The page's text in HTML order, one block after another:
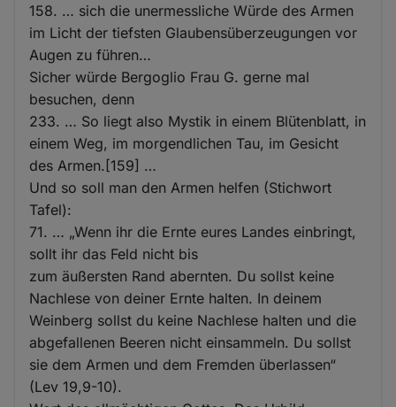
158. … sich die unermessliche Würde des Armen
im Licht der tiefsten Glaubensüberzeugungen vor
Augen zu führen…
Sicher würde Bergoglio Frau G. gerne mal
besuchen, denn
233. … So liegt also Mystik in einem Blütenblatt, in
einem Weg, im morgendlichen Tau, im Gesicht
des Armen.[159] …
Und so soll man den Armen helfen (Stichwort
Tafel):
71. … „Wenn ihr die Ernte eures Landes einbringt,
sollt ihr das Feld nicht bis
zum äußersten Rand abernten. Du sollst keine
Nachlese von deiner Ernte halten. In deinem
Weinberg sollst du keine Nachlese halten und die
abgefallenen Beeren nicht einsammeln. Du sollst
sie dem Armen und dem Fremden überlassen“
(Lev 19,9-10).